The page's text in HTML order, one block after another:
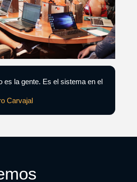
es la gente. Es el sistema en el
Carvajal